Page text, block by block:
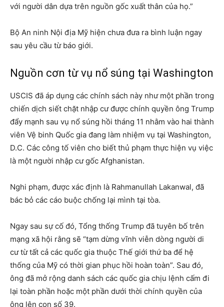
với người dân dựa trên nguồn gốc xuất thân của họ.”
Bộ An ninh Nội địa Mỹ hiện chưa đưa ra bình luận ngay
sau yêu cầu từ báo giới.
Nguồn cơn từ vụ nổ súng tại Washington
USCIS đã áp dụng các chính sách này như một phần trong
chiến dịch siết chặt nhập cư được chính quyền ông Trump
đẩy mạnh sau vụ nổ súng hồi tháng 11 nhằm vào hai thành
viên Vệ binh Quốc gia đang làm nhiệm vụ tại Washington,
D.C. Các công tố viên cho biết thủ phạm thực hiện vụ việc
là một người nhập cư gốc Afghanistan.
Nghi phạm, được xác định là Rahmanullah Lakanwal, đã
bác bỏ các cáo buộc chống lại mình tại tòa.
Ngay sau sự cố đó, Tổng thống Trump đã tuyên bố trên
mạng xã hội rằng sẽ “tạm dừng vĩnh viễn dòng người di
cư từ tất cả các quốc gia thuộc Thế giới thứ ba để hệ
thống của Mỹ có thời gian phục hồi hoàn toàn”. Sau đó,
ông đã mở rộng danh sách các quốc gia chịu lệnh cấm đi
lại toàn phần hoặc một phần dưới thời chính quyền của
ông lên con số 39.